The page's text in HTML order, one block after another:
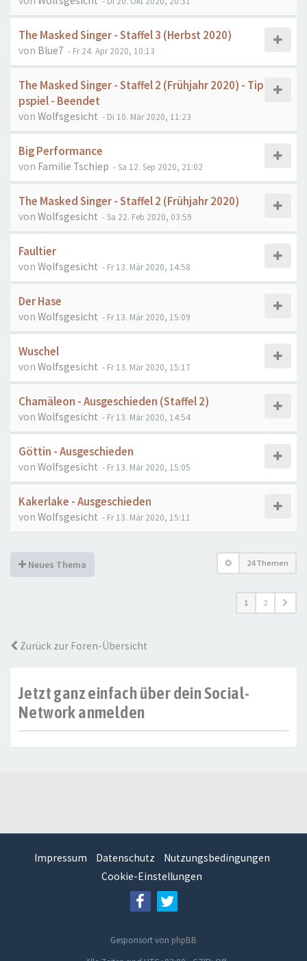
The Masked Singer - Staffel 3 (Herbst 2020)
von Blue7 - Fr 24. Apr 2020, 10:13
The Masked Singer - Staffel 2 (Frühjahr 2020) - Tip
pspiel - Beendet
von Wolfsgesicht - Di 10. Mär 2020, 11:23
Big Performance
von Familie Tschiep - Sa 12. Sep 2020, 21:02
The Masked Singer - Staffel 2 (Frühjahr 2020)
von Wolfsgesicht - Sa 22. Feb 2020, 03:59
Faultier
von Wolfsgesicht - Fr 13. Mär 2020, 14:58
Der Hase
von Wolfsgesicht - Fr 13. Mär 2020, 15:09
Wuschel
von Wolfsgesicht - Fr 13. Mär 2020, 15:17
Chamäleon - Ausgeschieden (Staffel 2)
von Wolfsgesicht - Fr 13. Mär 2020, 14:54
Göttin - Ausgeschieden
von Wolfsgesicht - Fr 13. Mär 2020, 15:05
Kakerlake - Ausgeschieden
von Wolfsgesicht - Fr 13. Mär 2020, 15:11
Neues Thema 24 Themen
1 2
Zurück zur Foren-Übersicht
Jetzt ganz einfach über dein Social-
Network anmelden
Impressum Datenschutz
Nutzungsbedingungen
Cookie-Einstellungen
Gesponsort von phpBB